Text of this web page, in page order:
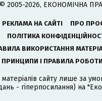
© 2005-2026, ЕКОНОМІЧНА
РЕКЛАМА НА САЙТІ
ПРО
ПОЛІТИКА
ВИКОРИСТАННЯ
ПРИНЦИПИ І ПРАВИЛА
сайту лише за
- гіперпосилання) на